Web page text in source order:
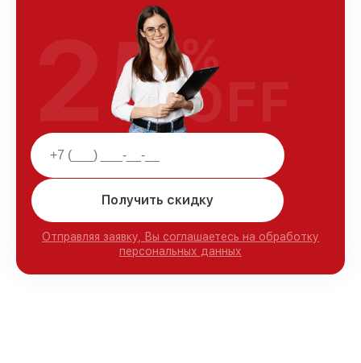
Получить скидку
Отправляя заявку, Вы соглашаетесь на обработку
персональных данных
25%
OFF